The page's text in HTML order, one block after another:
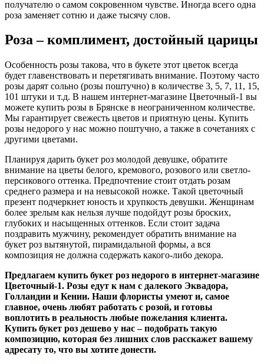
получателю о самом сокровенном чувстве. Иногда всего одна
роза заменяет сотню и даже тысячу слов.
Роза – комплимент, достойный царицы
Особенность розы такова, что в букете этот цветок всегда
будет главенствовать и перетягивать внимание. Поэтому часто
розы дарят сольно (розы поштучно) в количестве 3, 5, 7, 11, 15,
101 штуки и т.д. В нашем интернет-магазине Цветочный-1 вы
можете купить розы в Брянске в неограниченном количестве.
Мы гарантирует свежесть цветов и приятную цены. Купить
розы недорого у нас можно поштучно, а также в сочетаниях с
другими цветами.
Планируя дарить букет роз молодой девушке, обратите
внимание на цветы белого, кремового, розового или светло-
персикового оттенка. Предпочтение стоит отдать розам
среднего размера и на невысокой ножке. Такой цветочный
презент подчеркнет юность и хрупкость девушки. Женщинам
более зрелым как нельзя лучше подойдут розы броских,
глубоких и насыщенных оттенков. Если стоит задача
поздравить мужчину, рекомендует обратить внимание на
букет роз вытянутой, пирамидальной формы, а вся
композиция не должна содержать какого-либо декора.
Предлагаем купить букет роз недорого в интернет-магазине
Цветочный-1. Розы едут к нам с далекого Эквадора,
Голландии и Кении. Наши флористы умеют и, самое
главное, очень любят работать с розой, и готовы
воплотить в реальность любые пожелания клиента.
Купить букет роз дешево у нас – подобрать такую
композицию, которая без лишних слов расскажет вашему
адресату то, что вы хотите донести.